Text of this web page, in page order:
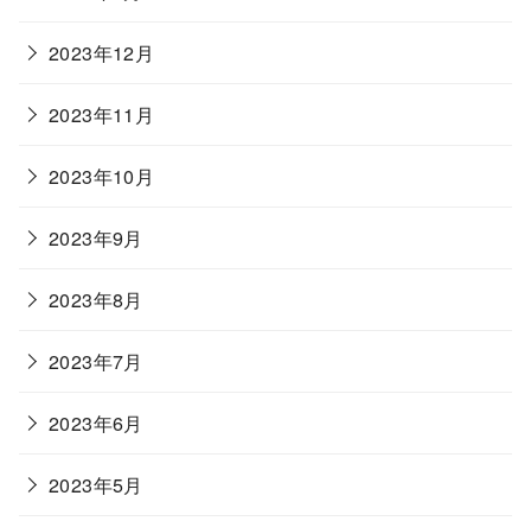
2023年12月
2023年11月
2023年10月
2023年9月
2023年8月
2023年7月
2023年6月
2023年5月